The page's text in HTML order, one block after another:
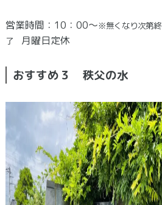
営業時間：10：00～※無くなり次第終
了 月曜日定休
おすすめ３ 秩父の水